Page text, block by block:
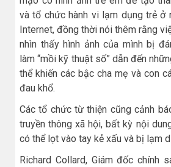
và tổ chức hành vi lạm dụng trẻ ở
Internet, đồng thời nói thêm rằng
nhìn thấy hình ảnh của mình bị
làm “mồi kỹ thuật số” dẫn đến
thể khiến các bậc cha mẹ và con
đau khổ.
Các tổ chức từ thiện cũng cảnh
truyền thông xã hội, bất kỳ nội
có thể lọt vào tay kẻ xấu và bị lạm
Richard Collard, Giám đốc chính